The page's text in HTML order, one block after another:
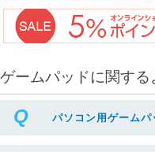
ゲームパッドに関す
パソコン用ゲームパ